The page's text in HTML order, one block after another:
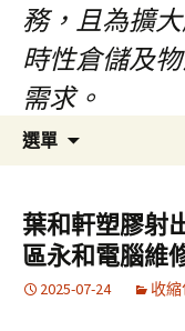
務，且為擴
時性倉儲及
需求。
選單
容
區
葉和軒塑膠射
區永和電腦維
2025-07-24 收